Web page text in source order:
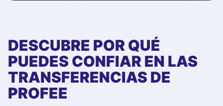
DESCUBRE POR QUÉ
PUEDES CONFIAR EN LAS
TRANSFERENCIAS DE
PROFEE